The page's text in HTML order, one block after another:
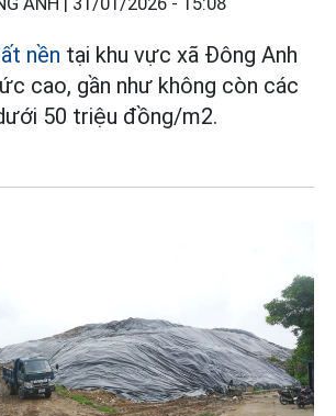
nền tại khu vực xã Đông Anh
cao, gần như không còn các
50 triệu đồng/m2.